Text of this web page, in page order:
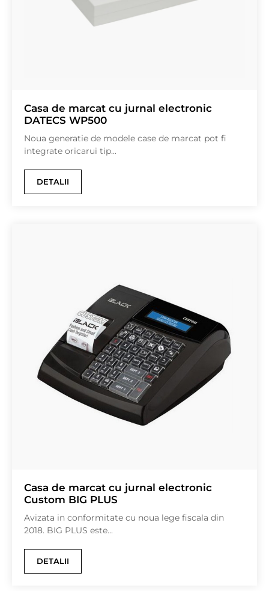
Casa de marcat cu jurnal electronic
DATECS WP500
Noua generatie de modele case de marcat pot fi
integrate oricarui tip...
DETALII
Casa de marcat cu jurnal electronic
Custom BIG PLUS
Avizata in conformitate cu noua lege fiscala din
2018. BIG PLUS este...
DETALII